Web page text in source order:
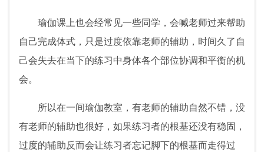
瑜伽课上也会经常见一些同学，会喊老师过来帮助
自己完成体式，只是过度依靠老师的辅助，时间久了自
己会失去在当下的练习中身体各个部位协调和平衡的机
会。
所以在一间瑜伽教室，有老师的辅助自然不错，没
有老师的辅助也很好，如果练习者的根基还没有稳固，
过度的辅助反而会让练习者忘记脚下的根基而走得过